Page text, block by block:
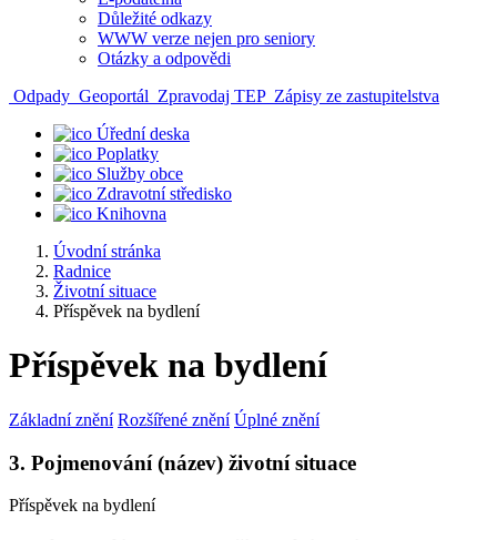
Důležité odkazy
WWW verze nejen pro seniory
Otázky a odpovědi
Odpady Geoportál Zpravodaj TEP Zápisy ze zastupitelstva
Úřední deska
Poplatky
Služby obce
Zdravotní středisko
Knihovna
Úvodní stránka
Radnice
Životní situace
Příspěvek na bydlení
Příspěvek na bydlení
Základní znění Rozšířené znění Úplné znění
3. Pojmenování (název) životní situace
Příspěvek na bydlení